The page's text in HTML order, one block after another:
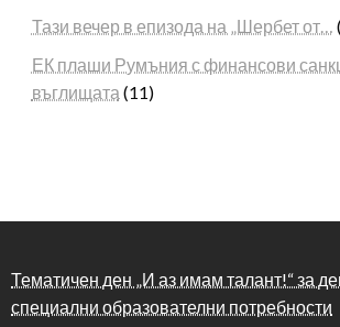
Тази вечер в епизода на „Шербет от…
ЕК плаши Румъния с финансови
въглищата (11)
Тематичен ден „И аз имам талант!“ за
специални образователни потребности